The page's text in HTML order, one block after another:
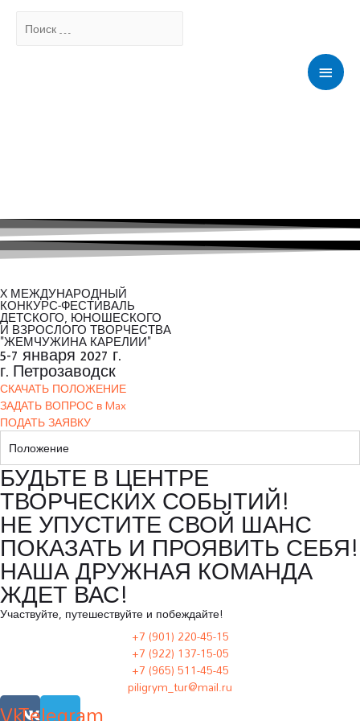
Поиск
X МЕЖДУНАРОДНЫЙ
КОНКУРС-ФЕСТИВАЛЬ
ДЕТСКОГО, ЮНОШЕСКОГО
И ВЗРОСЛОГО ТВОРЧЕСТВА
"ЖЕМЧУЖИНА КАРЕЛИИ"
5-7 января 2027 г.
г. Петрозаводск
СКАЧАТЬ ПОЛОЖЕНИЕ
ЗАДАТЬ ВОПРОС в Max
ПОДАТЬ ЗАЯВКУ
Положение
БУДЬТЕ В ЦЕНТРЕ
ТВОРЧЕСКИХ СОБЫТИЙ!
НЕ УПУСТИТЕ СВОЙ ШАНС
ПОКАЗАТЬ И ПРОЯВИТЬ СЕБЯ!
НАША ДРУЖНАЯ КОМАНДА
ЖДЕТ ВАС!
Участвуйте, путешествуйте и побеждайте!
+7 (901) 220-45-15
+7 (922) 137-15-05
+7 (965) 511-45-45
piligrym_tur@mail.ru